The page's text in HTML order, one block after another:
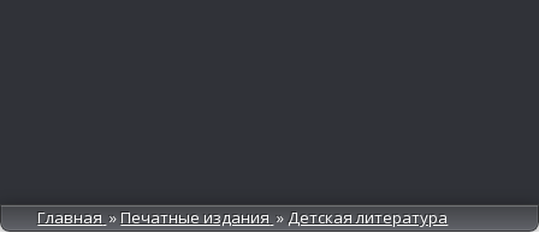
Главная Печатные издания Детская литература